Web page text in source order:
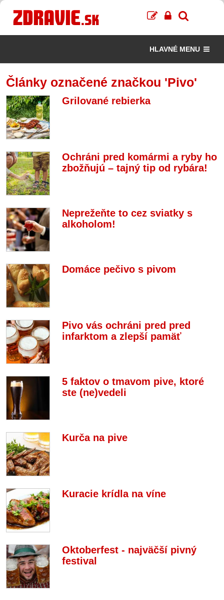
HLAVNÉ MENU
Články označené značkou 'Pivo'
Grilované rebierka
Ochráni pred komármi a ryby ho
zbožňujú – tajný tip od rybára!
Neprežeňte to cez sviatky s
alkoholom!
Domáce pečivo s pivom
Pivo vás ochráni pred pred
infarktom a zlepší pamäť
5 faktov o tmavom pive, ktoré
ste (ne)vedeli
Kurča na pive
Kuracie krídla na víne
Oktoberfest - najväčší pivný
festival